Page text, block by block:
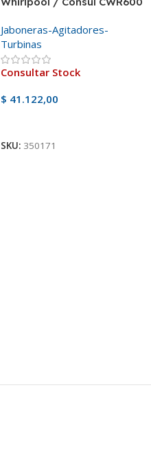
Jaboneras-Agitadores-
Turbinas
Consultar Stock
$ 41.122,00
SKU: 350171